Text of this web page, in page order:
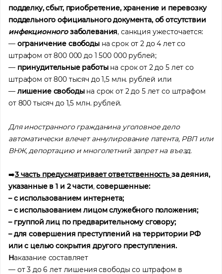
подделку, сбыт, приобретение, хранение и перевозку
поддельного официального документа, об отсутствии
инфекционногозаболевания, санкция ужесточается:
— ограничение свободына срок от 2 до 4 лет со
штрафом от 800 000 до 1 500 000 рублей;
— принудительные работына срок от 2 до 5 лет со
штрафом от 800 тысяч до 1,5 млн. рублей или
— лишение свободына срок от 2 до 5 лет со штрафом
от 800 тысяч до 1,5 млн. рублей.
Для иностранного гражданина уголовное дело
автоматически влечет аннулирование патента, РВП или
ВНЖ, депортацию и многолетний запрет на въезд.
➡️3 часть предусматривает ответственностьза деяния,
указанные в 1 и 2 части,совершенные:
– с использованием интернета;
– с использованием лицом служебного положения;
– группой лиц по предварительному сговору;
– для совершения преступлений на территории РФ
или с целью сокрытия другого преступления.
Наказание составляет
— от 3 до 6 лет лишения свободы со штрафом в